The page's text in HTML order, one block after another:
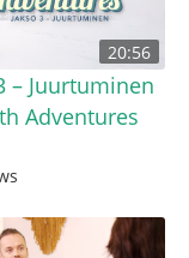
20:56
– Juurtuminen
Adventures